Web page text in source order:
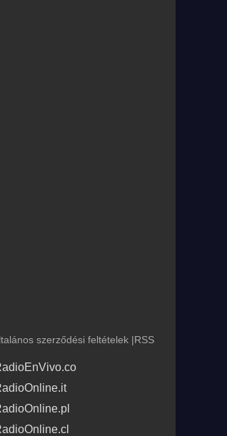
szerződési feltételek |RSS